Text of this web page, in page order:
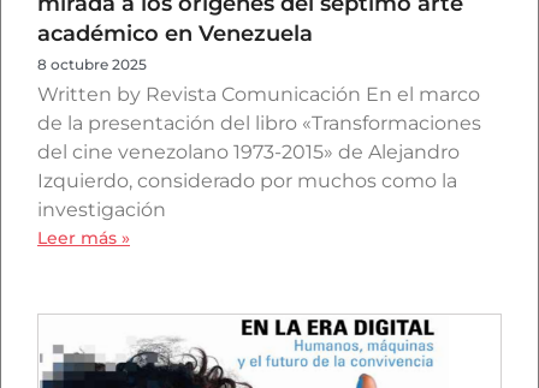
académico en Venezuela
8 octubre 2025
Written by Revista Comunicación En el marco
de la presentación del libro «Transformaciones
del cine venezolano 1973-2015» de Alejandro
Izquierdo, considerado por muchos como la
investigación
Leer más »